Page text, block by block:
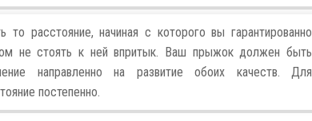
расстояние, начиная с которого вы гарантированно
не стоять к ней впритык. Ваш прыжок должен быть
направленно на развитие обоих качеств. Для
постепенно.